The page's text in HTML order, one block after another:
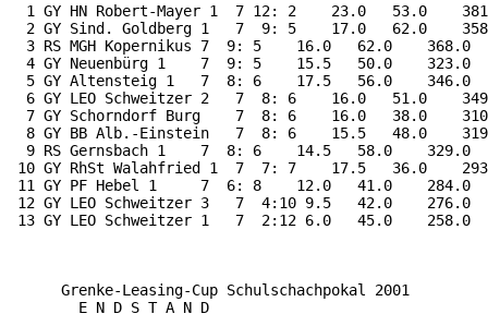
1 GY HN Robert-Mayer 1  7 12: 2    23.0   53.0
2 GY Sind. Goldberg 1   7  9: 5    17.0   62.0
3 RS MGH Kopernikus 7  9: 5    16.0   62.0    368.0
4 GY Neuenbürg 1    7  9: 5    15.5   50.0    323.0
5 GY Altensteig 1   7  8: 6    17.5   56.0    346.0
6 GY LEO Schweitzer 2   7  8: 6    16.0   51.0
7 GY Schorndorf Burg    7  8: 6    16.0   38.0
8 GY BB Alb.-Einstein   7  8: 6    15.5   48.0
9 RS Gernsbach 1    7  8: 6    14.5   58.0    329.0
10 GY RhSt Walahfried 1  7  7: 7    17.5   36.0
11 GY PF Hebel 1     7  6: 8    12.0   41.0    284.0
12 GY LEO Schweitzer 3   7  4:10 9.5   42.0    276.0
13 GY LEO Schweitzer 1   7  2:12 6.0   45.0    258.0
      Grenke-Leasing-Cup Schulschachpokal 2001
        E N D S T A N D